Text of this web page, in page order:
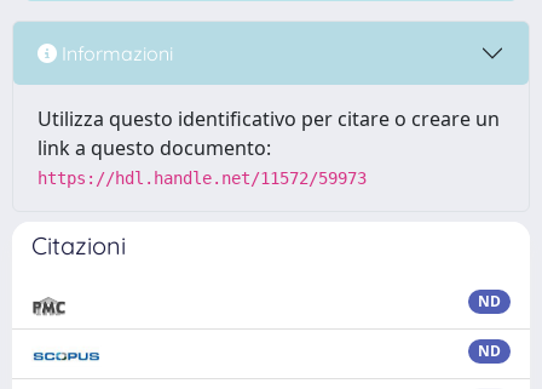
Informazioni
Utilizza questo identificativo per citare o creare un
link a questo documento:
https://hdl.handle.net/11572/59973
Citazioni
ND
ND